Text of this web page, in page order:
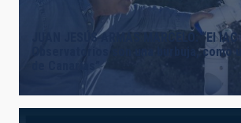
JUAN JESÚS ARMAS MARCELO: “El IAC
Observatorios son una burbuja, como
de Canarias”